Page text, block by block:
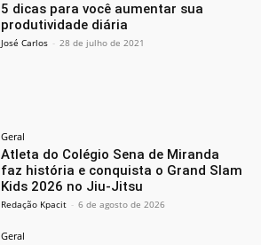
5 dicas para você aumentar sua
produtividade diária
José Carlos - 28 de julho de 2021
Geral
Atleta do Colégio Sena de Miranda
faz história e conquista o Grand Slam
Kids 2026 no Jiu-Jitsu
Redação Kpacit - 6 de agosto de 2026
Geral